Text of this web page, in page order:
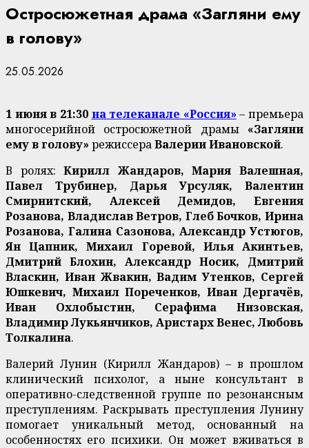
Остросюжетная драма «Загляни ему
в голову»
25.05.2026
1 июня в 21:30 на телеканале «Россия» – премьера
многосерийной остросюжетной драмы «Загляни
ему в голову» режиссераВалерии Ивановской.
В ролях:Кирилл Жандаров, Мария Валешная,
Павел Трубинер, Дарья Урсуляк, Валентин
Смирнитский, Алексей Демидов, Евгения
Розанова, Владислав Ветров, Глеб Бочков, Ирина
Розанова, Галина Сазонова, Александр Устюгов,
Ян Цапник, Михаил Горевой, Илья Акинтьев,
Дмитрий Блохин, Александр Носик, Дмитрий
Власкин, Иван Жвакин, Вадим Утенков, Сергей
Юшкевич, Михаил Пореченков, Иван Дергачёв,
Иван Охлобыстин, Серафима Низовская,
Владимир Лукьянчиков, Аристарх Венес, Любовь
Толкалина.
Валерий Лунин (Кирилл Жандаров) – в прошлом
клинический психолог, а ныне консультант в
оперативно-следственной группе по резонансным
преступлениям. Раскрывать преступления Лунину
помогает уникальный метод, основанный на
особенностях его психики. Он может вживаться в